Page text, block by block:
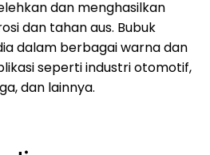
dan menghasilkan
dan tahan aus. Bubuk
dalam berbagai warna dan
seperti industri otomotif,
dan lainnya.